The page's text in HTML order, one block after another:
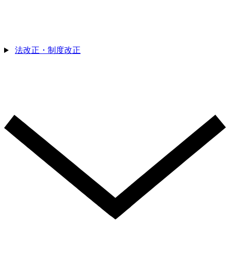
法改正・制度改正